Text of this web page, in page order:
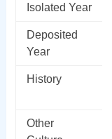
Isolated Year
Deposited
Year
History
Other